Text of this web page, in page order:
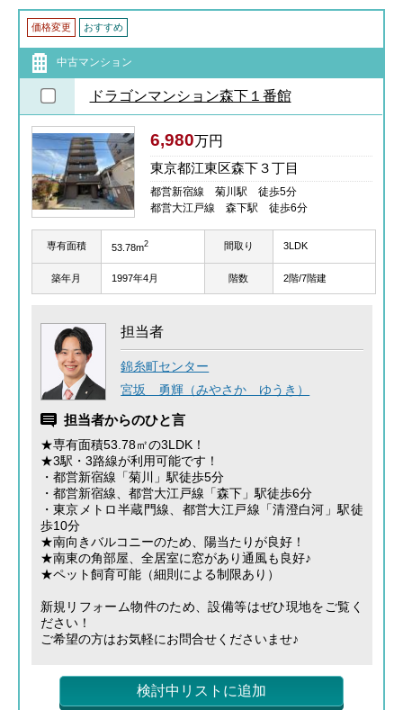
価格変更 おすすめ
中古マンション
ドラゴンマンション森下１番館
6,980万円
東京都江東区森下３丁目
都営新宿線 菊川駅 徒歩5分
都営大江戸線 森下駅 徒歩6分
専有面積 53.78m2 間取り 3LDK
築年月 1997年4月 階数 2階/7階建
担当者
錦糸町センター
宮坂 勇輝（みやさか ゆうき）
担当者からのひと言
★専有面積53.78㎡の3LDK！
★3駅・3路線が利用可能です！
・都営新宿線「菊川」駅徒歩5分
・都営新宿線、都営大江戸線「森下」駅徒歩6分
・東京メトロ半蔵門線、都営大江戸線「清澄白河」駅徒
歩10分
★南向きバルコニーのため、陽当たりが良好！
★南東の角部屋、全居室に窓があり通風も良好♪
★ペット飼育可能（細則による制限あり）
新規リフォーム物件のため、設備等はぜひ現地をご覧く
ださい！
ご希望の方はお気軽にお問合せくださいませ♪
検討中リストに追加